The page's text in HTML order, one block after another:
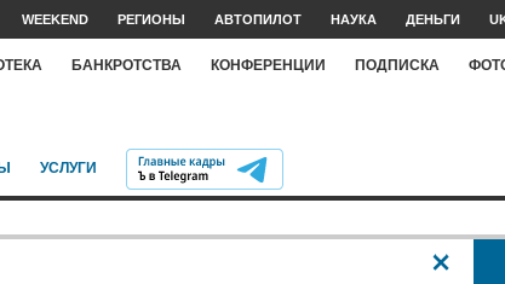
WEEKEND РЕГИОНЫ АВТОПИЛОТ НАУКА ДЕНЬГИ
БАНКРОТСТВА КОНФЕРЕНЦИИ ПОДПИСКА
УСЛУГИ